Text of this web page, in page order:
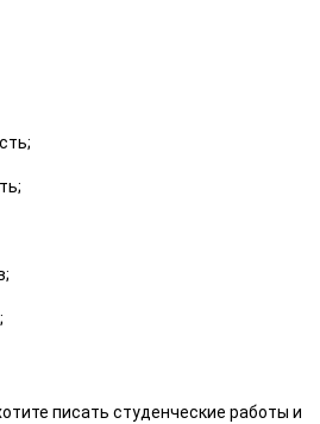
писать студенческие работы и